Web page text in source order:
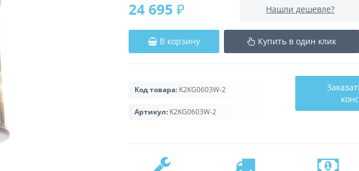
24 695 ₽ Нашли дешевле?
В корзину Купить в один клик
Код товара: K2KG0603W-2
Артикул: K2KG0603W-2